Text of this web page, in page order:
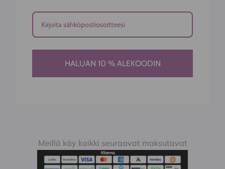
HALUAN 10 % ALEKOODIN
Meillä käy kaikki seuraavat maksutavat